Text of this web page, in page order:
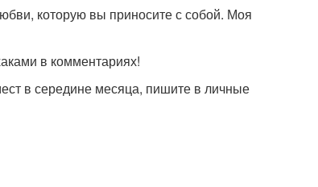
которую вы приносите с собой. Моя
в комментариях!
в середине месяца, пишите в личные